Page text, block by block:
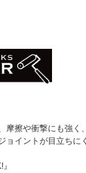
摩擦や衝撃にも強く
ョイントが目立ちに